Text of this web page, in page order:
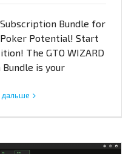
Bundle for
Poker Potential! Start
The GTO WIZARD
is your
дальше